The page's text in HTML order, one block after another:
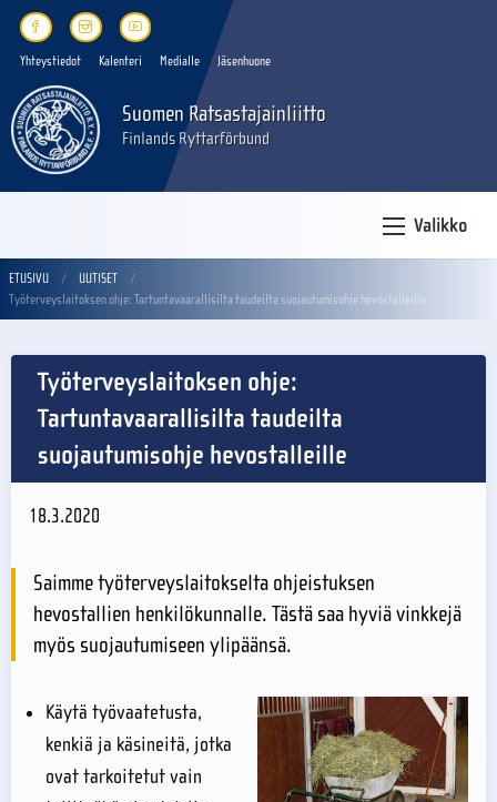
Yhteystiedot Kalenteri Medialle Jäsenhuone
Suomen Ratsastajainliitto
Finlands Ryttarförbund
Valikko
ETUSIVU
UUTISET
Työterveyslaitoksen ohje: Tartuntavaarallisilta taudeilta suojautumisohje hevostalleille
Työterveyslaitoksen ohje:
Tartuntavaarallisilta taudeilta
suojautumisohje hevostalleille
18.3.2020
Saimme työterveyslaitokselta ohjeistuksen
hevostallien henkilökunnalle. Tästä saa hyviä vinkkejä
myös suojautumiseen ylipäänsä.
Käytä työvaatetusta,
kenkiä ja käsineitä, jotka
ovat tarkoitetut vain